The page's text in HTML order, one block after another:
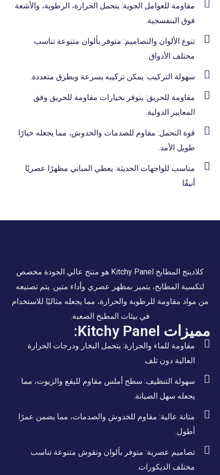
مقاومة للعوامل الجوية: يتحمل الحرارة، الرطوبة، والأشعة
فوق البنفسجية.
تنوع الألوان والتصاميم: متوفر بألوان متنوعة تناسب
مختلف الأذواق.
سهولة التركيب: يمكن تركيبه بسرعة وبطرق متعددة.
مقاومة للحريق: يتوفر بخيارات مقاومة للحريق وفق
المعايير الدولية.
قوة التحمل: مقاوم للصدمات والخدوش، مما يجعله خيارًا
طويل الأمد.
مناسب للواجهات الحديثة: يعطي المباني مظهرًا عصريًا
أنيقًا.
كلادينج المطابخ Kitchy Panel هو منتج عالي الجودة مخصص
لتكسية المطابخ، يتميز بمظهر عصري وأداء متين. يتم تصنيعه
من مواد مقاومة للرطوبة والحرارة، مما يجعله مثاليًا للاستخدام
في بيئات المطبخ الصعبة.
مميزات Kitchy Panel:
مقاومة للماء والحرارة: يتحمل البخار ودرجات الحرارة
العالية دون تلف.
سهولة التنظيف: سطح أملس مقاوم للبقع والزيوت، مما
يجعله سهل الصيانة.
متانة عالية: مقاوم للخدوش والصدمات، مما يضمن عمرًا
أطول.
تصاميم عصرية: متوفر بألوان ونقوش متنوعة تناسب
مختلف الديكورات.